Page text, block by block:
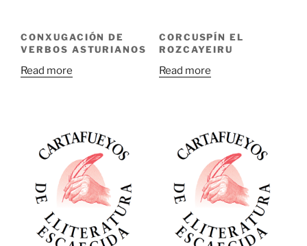
CONXUGACIÓN DE
VERBOS ASTURIANOS
Read more
CORCUSPÍN EL
ROZCAYEIRU
Read more